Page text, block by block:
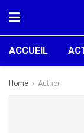
ACCUEIL
Home Author